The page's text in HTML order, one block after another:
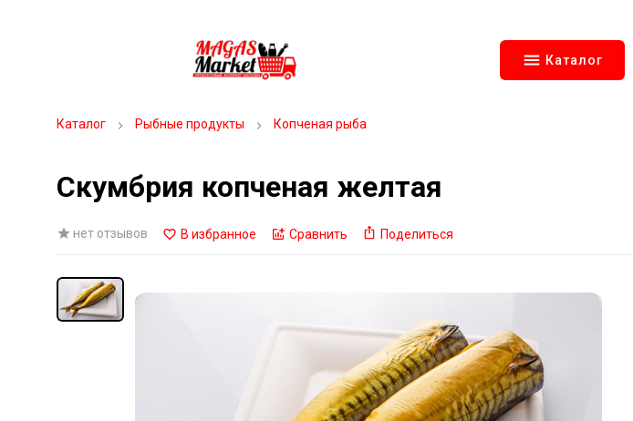
Каталог
Каталог Рыбные продукты Копченая рыба
Скумбрия копченая желтая
нет отзывов В избранное Сравнить Поделиться